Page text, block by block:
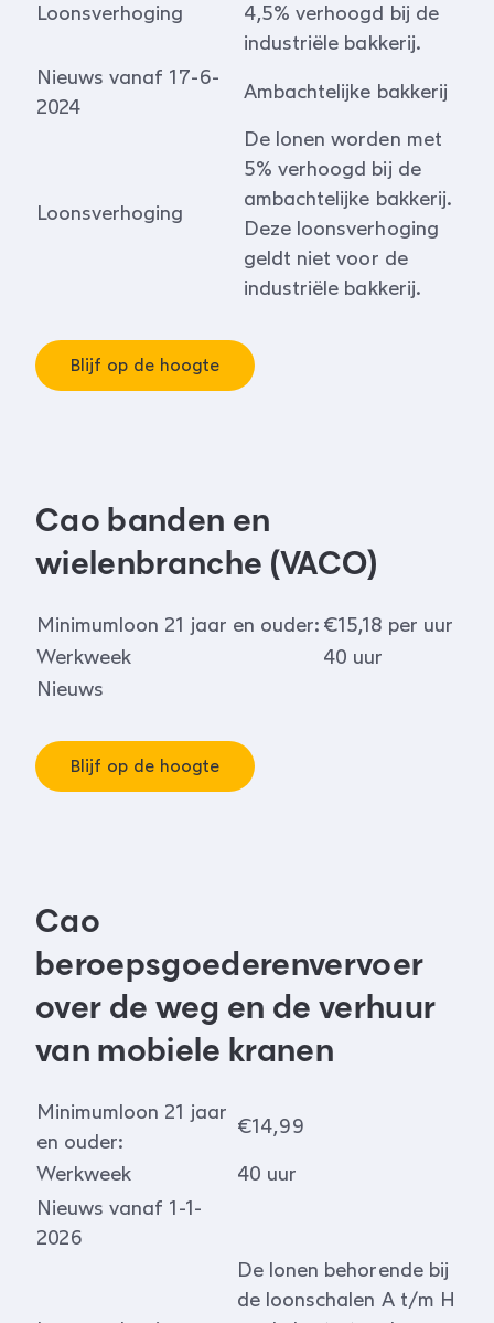
Loonsverhoging
4,5% verhoogd bij de
industriële bakkerij.
Nieuws vanaf 17-6-
2024
Ambachtelijke bakkerij
Loonsverhoging
De lonen worden met
5% verhoogd bij de
ambachtelijke bakkerij.
Deze loonsverhoging
geldt niet voor de
industriële bakkerij.
Blijf op de hoogte
Cao banden en
wielenbranche (VACO)
Minimumloon 21 jaar en ouder: €15,18 per uur
Werkweek
40 uur
Nieuws
Blijf op de hoogte
Cao
beroepsgoederenvervoer
over de weg en de verhuur
van mobiele kranen
Minimumloon 21 jaar
en ouder:
€14,99
Werkweek
40 uur
Nieuws vanaf 1-1-
2026
De lonen behorende bij
de loonschalen A t/m H